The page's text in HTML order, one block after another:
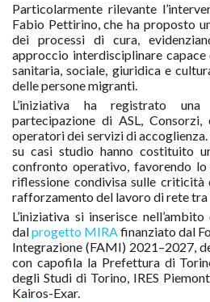
Particolarmente rilevante
Fabio Pettirino, che ha proposto
dei processi di cura,
approccio interdisciplinare
sanitaria, sociale, giuridica e
delle persone migranti.
L’iniziativa ha registrato
partecipazione di ASL,
operatori dei servizi di
su casi studio hanno costituito
confronto operativo, favorendo
riflessione condivisa sulle
rafforzamento del lavoro di rete
L’iniziativa si inserisce
dalprogetto MIRAfinanziato dal
Integrazione (FAMI) 2021–2027,
con capofila la Prefettura di
degli Studi di Torino, IRES
Kairos-Exar.